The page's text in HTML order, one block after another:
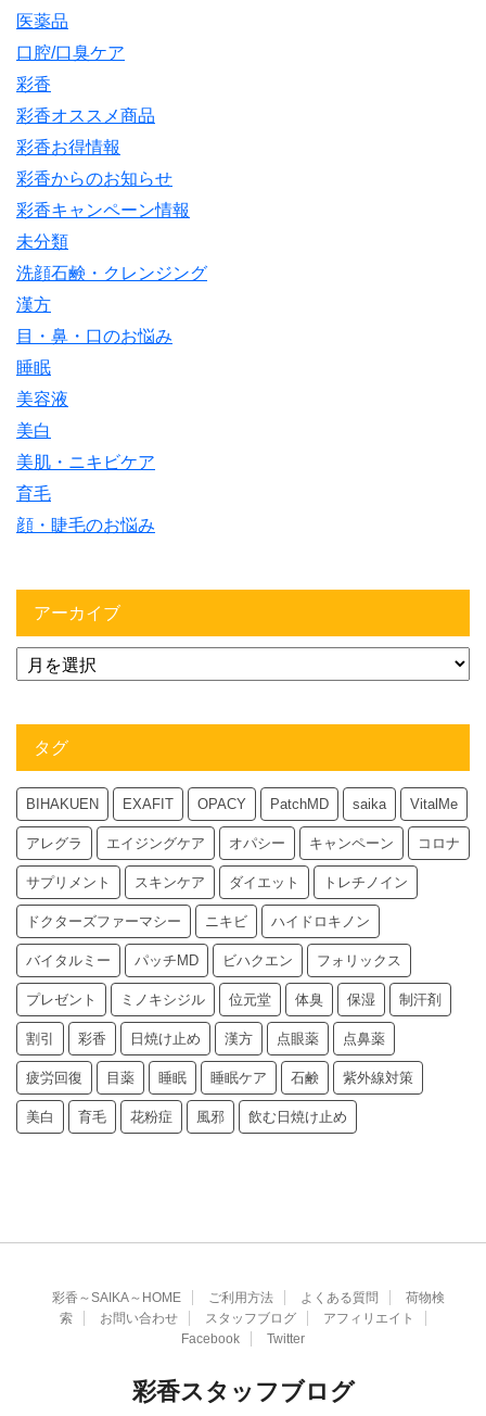
医薬品
口腔/口臭ケア
彩香
彩香オススメ商品
彩香お得情報
彩香からのお知らせ
彩香キャンペーン情報
未分類
洗顔石鹸・クレンジング
漢方
目・鼻・口のお悩み
睡眠
美容液
美白
美肌・ニキビケア
育毛
顔・睫毛のお悩み
アーカイブ
タグ
BIHAKUEN EXAFIT OPACY PatchMD saika VitalMe
アレグラ エイジングケア オパシー キャンペーン コロナ
サプリメント スキンケア ダイエット トレチノイン
ドクターズファーマシー ニキビ ハイドロキノン
バイタルミー パッチMD ビハクエン フォリックス
プレゼント ミノキシジル 位元堂 体臭 保湿 制汗剤
割引 彩香 日焼け止め 漢方 点眼薬 点鼻薬
疲労回復 目薬 睡眠 睡眠ケア 石鹸 紫外線対策
美白 育毛 花粉症 風邪 飲む日焼け止め
彩香～SAIKA～HOME ご利用方法 よくある質問
荷物検
索
お問い合わせ スタッフブログ
アフィリエイト
Facebook
Twitter
彩香スタッフブログ